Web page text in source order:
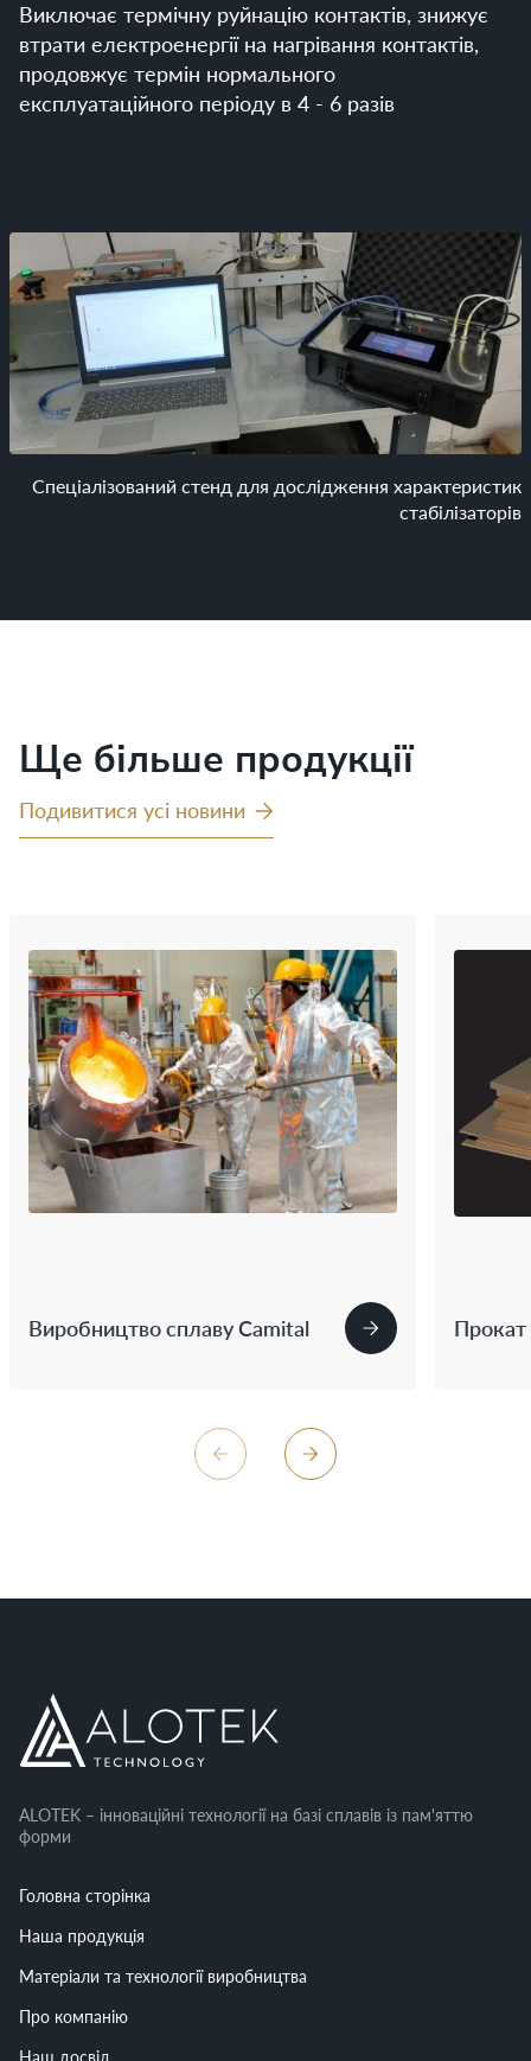
Виключає термічну руйнацію контактів, знижує
втрати електроенергії на нагрівання контактів,
продовжує термін нормального
експлуатаційного періоду в 4 - 6 разів
Спеціалізований стенд для дослідження характеристик
стабілізаторів
Ще більше продукції
Подивитися усі новини
Виробництво сплаву Camital Прокат
ALOTEK – інноваційні технології на базі сплавів із пам'яттю
форми
Головна сторінка
Наша продукція
Матеріали та технології виробництва
Про компанію